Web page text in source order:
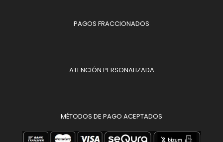
PAGOS FRACCIONADOS
ATENCIÓN PERSONALIZADA
MÉTODOS DE PAGO ACEPTADOS